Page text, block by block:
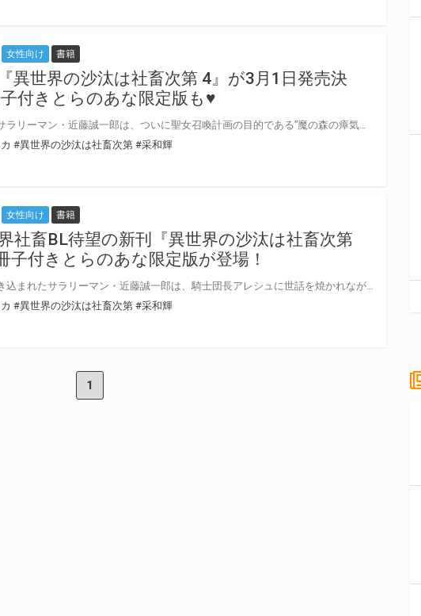
女性向け 書籍
異世界の沙汰は社畜次第 4』が3月1日発売決
付きとらのあな限定版も♥
#異世界の沙汰は社畜次第 #采和輝
女性向け 書籍
社畜BL待望の新刊『異世界の沙汰は社畜次第
子付きとらのあな限定版が登場！
#異世界の沙汰は社畜次第 #采和輝
1